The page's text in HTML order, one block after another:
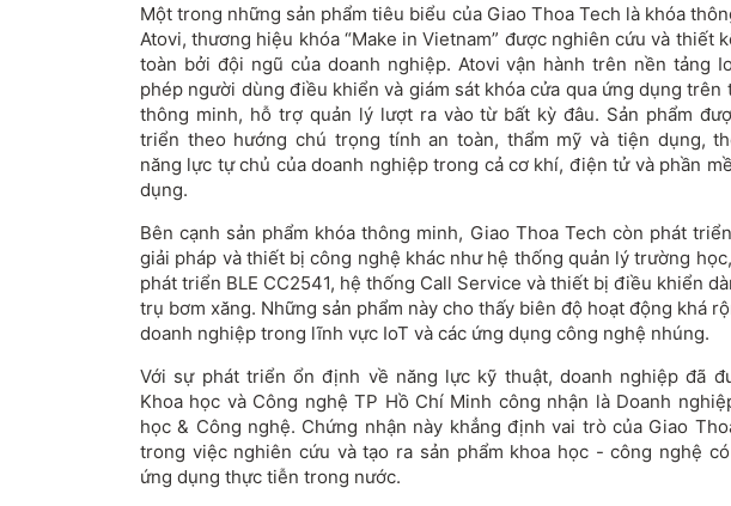
Một trong những sản phẩm tiêu biểu của Giao Thoa Tech là khóa
Atovi, thương hiệu khóa “Make in Vietnam” được nghiên cứu và thiết
toàn bởi đội ngũ của doanh nghiệp. Atovi vận hành trên nền tảng
phép người dùng điều khiển và giám sát khóa cửa qua ứng dụng trên
thông minh, hỗ trợ quản lý lượt ra vào từ bất kỳ đâu. Sản phẩm
triển theo hướng chú trọng tính an toàn, thẩm mỹ và tiện dụng,
năng lực tự chủ của doanh nghiệp trong cả cơ khí, điện tử và phần
dụng.
Bên cạnh sản phẩm khóa thông minh, Giao Thoa Tech còn phát
giải pháp và thiết bị công nghệ khác như hệ thống quản lý trường
phát triển BLE CC2541, hệ thống Call Service và thiết bị điều khiển
trụ bơm xăng. Những sản phẩm này cho thấy biên độ hoạt động khá
doanh nghiệp trong lĩnh vực IoT và các ứng dụng công nghệ nhúng.
Với sự phát triển ổn định về năng lực kỹ thuật, doanh nghiệp đã
Khoa học và Công nghệ TP Hồ Chí Minh công nhận là Doanh
học & Công nghệ. Chứng nhận này khẳng định vai trò của Giao
trong việc nghiên cứu và tạo ra sản phẩm khoa học - công nghệ
ứng dụng thực tiễn trong nước.